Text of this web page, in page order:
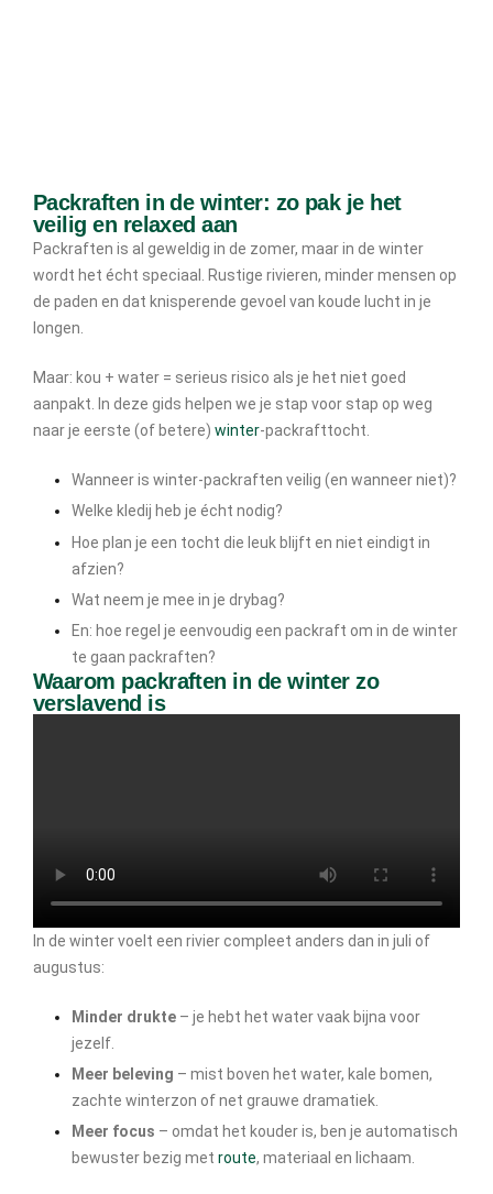
Packraften in de winter: zo pak je het
veilig en relaxed aan
Packraften is al geweldig in de zomer, maar in de winter
wordt het écht speciaal. Rustige rivieren, minder mensen op
de paden en dat knisperende gevoel van koude lucht in je
longen.
Maar: kou + water = serieus risico als je het niet goed
aanpakt. In deze gids helpen we je stap voor stap op weg
naar je eerste (of betere) winter-packrafttocht.
Wanneer is winter-packraften veilig (en wanneer niet)?
Welke kledij heb je écht nodig?
Hoe plan je een tocht die leuk blijft en niet eindigt in
afzien?
Wat neem je mee in je drybag?
En: hoe regel je eenvoudig een packraft om in de winter
te gaan packraften?
Waarom packraften in de winter zo
verslavend is
In de winter voelt een rivier compleet anders dan in juli of
augustus:
Minder drukte – je hebt het water vaak bijna voor
jezelf.
Meer beleving – mist boven het water, kale bomen,
zachte winterzon of net grauwe dramatiek.
Meer focus – omdat het kouder is, ben je automatisch
bewuster bezig met route, materiaal en lichaam.